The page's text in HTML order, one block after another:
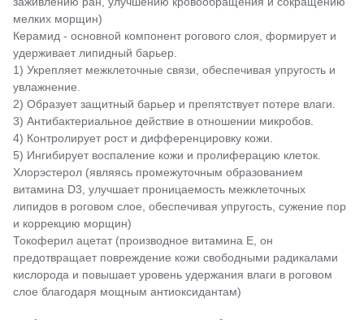
мелких морщин)
Керамид - основной компонент рогового слоя, формирует и
удерживает липидный барьер.
1) Укрепляет межклеточные связи, обеспечивая упругость и
увлажнение.
2) Образует защитный барьер и препятствует потере влаги.
3) Антибактериальное действие в отношении микробов.
4) Контролирует рост и дифференцировку кожи.
5) Ингибирует воспаление кожи и пролиферацию клеток.
Хлорэстерол (являясь промежуточным образованием
витамина D3, улучшает проницаемость межклеточных
липидов в роговом слое, обеспечивая упругость, сужение пор
и коррекцию морщин)
Токоферил ацетат (производное витамина Е, он
предотвращает повреждение кожи свободными радикалами
кислорода и повышает уровень удержания влаги в роговом
слое благодаря мощным антиоксидантам)